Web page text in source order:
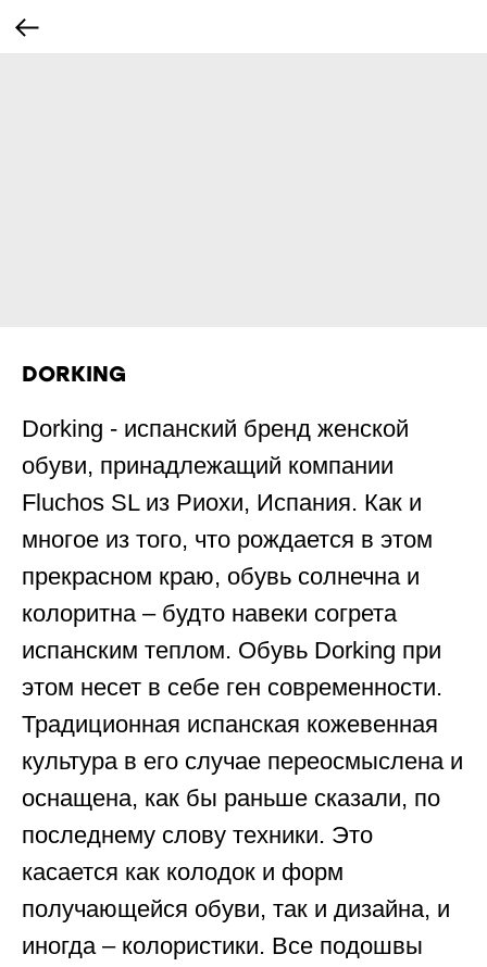
DORKING
Dorking - испанский бренд женской
обуви, принадлежащий компании
Fluchos SL из Риохи, Испания. Как и
многое из того, что рождается в этом
прекрасном краю, обувь солнечна и
колоритна – будто навеки согрета
испанским теплом. Обувь Dorking при
этом несет в себе ген современности.
Традиционная испанская кожевенная
культура в его случае переосмыслена и
оснащена, как бы раньше сказали, по
последнему слову техники. Это
касается как колодок и форм
получающейся обуви, так и дизайна, и
иногда – колористики. Все подошвы